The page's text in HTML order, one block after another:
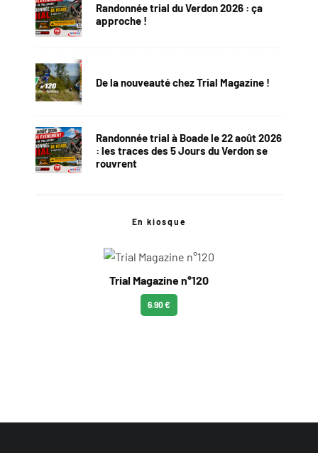
Randonnée trial du Verdon 2026 : ça
approche !
De la nouveauté chez Trial Magazine !
Randonnée trial à Boade le 22 août 2026
: les traces des 5 Jours du Verdon se
rouvrent
En kiosque
Trial Magazine n°120
6.90 €